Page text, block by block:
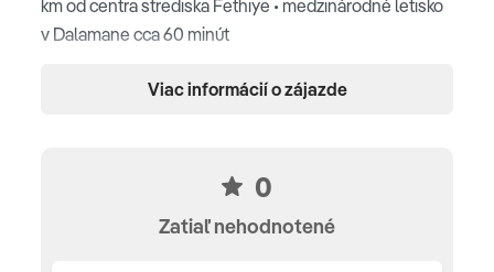
km od centra strediska Fethiye • medzinárodné letisko
v Dalamane cca 60 minút
Viac informácií o zájazde
0
Zatiaľ nehodnotené